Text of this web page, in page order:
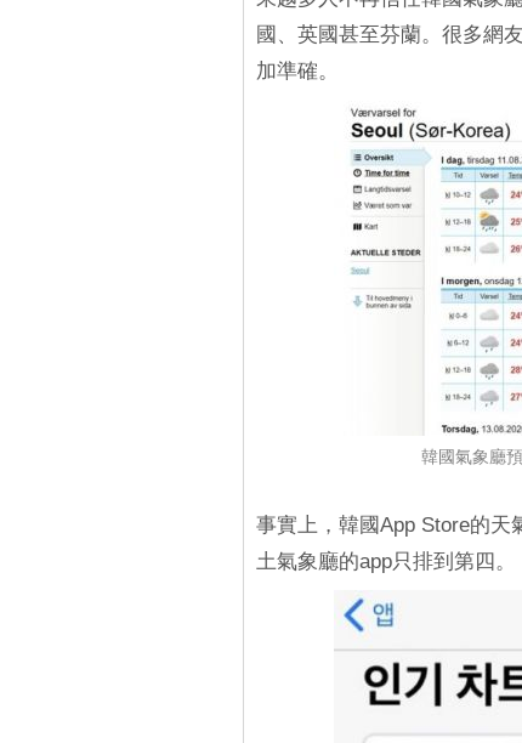
國、英國甚至芬蘭。很多網
加準確。
韓國氣象廳
事實上，韓國App Store的天
土氣象廳的app只排到第四。